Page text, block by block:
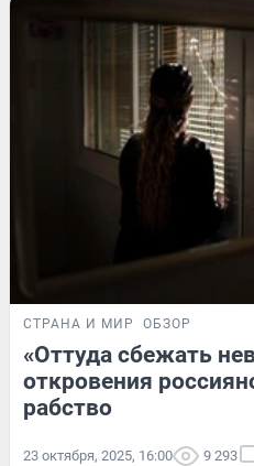
СТРАНА И МИР ОБЗОР
«Оттуда сбежать
откровения
рабство
23 октября, 2025, 16:00 9 293